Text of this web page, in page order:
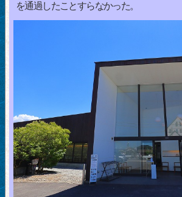
を通過したことすらなかった。